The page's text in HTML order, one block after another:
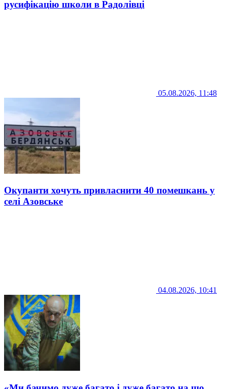
русифікацію школи в Радолівці
05.08.2026, 11:48
Окупанти хочуть привласнити 40 помешкань у
селі Азовське
04.08.2026, 10:41